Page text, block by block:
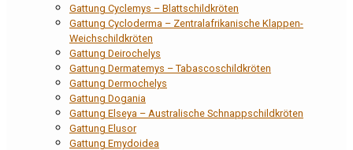
Gattung Cyclemys – Blattschildkröten
Gattung Cycloderma – Zentralafrikanische Klappen-
Weichschildkröten
Gattung Deirochelys
Gattung Dermatemys – Tabascoschildkröten
Gattung Dermochelys
Gattung Dogania
Gattung Elseya – Australische Schnappschildkröten
Gattung Elusor
Gattung Emydoidea